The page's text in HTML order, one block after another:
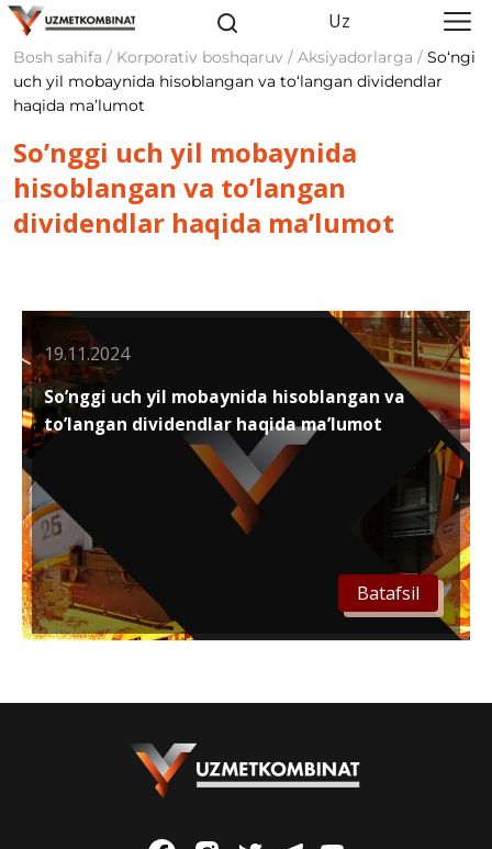
Uz
Bosh sahifa / Korporativ boshqaruv / Aksiyadorlarga / So‘ngi
uch yil mobaynida hisoblangan va to‘langan dividendlar
haqida maʼlumot
So’nggi uch yil mobaynida
hisoblangan va to’langan
dividendlar haqida ma’lumot
Batafsil
19.11.2024
So’nggi uch yil mobaynida hisoblangan va
to’langan dividendlar haqida ma’lumot